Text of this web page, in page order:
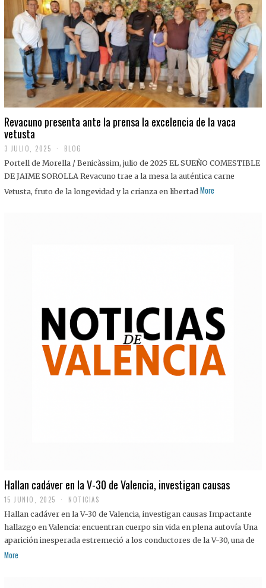
5
Revacuno presenta ante la prensa la excelencia de la vaca
vetusta
3 JULIO, 2025
J
U
I
BLOG
Portell de Morella / Benicàssim, julio de 2025 EL SUEÑO COMESTIBLE
DE JAIME SOROLLA Revacuno trae a la mesa la auténtica carne
Vetusta, fruto de la longevidad y la crianza en libertad More
Hallan cadáver en la V-30 de Valencia, investigan causas
15 JUNIO, 2025 NOTICIAS
Hallan cadáver en la V-30 de Valencia, investigan causas Impactante
hallazgo en Valencia: encuentran cuerpo sin vida en plena autovía Una
aparición inesperada estremeció a los conductores de la V-30, una de
More